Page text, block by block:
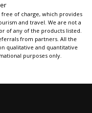
of charge, which provides
and travel. We are not a
of any of the products listed.
from partners. All the
qualitative and quantitative
purposes only.